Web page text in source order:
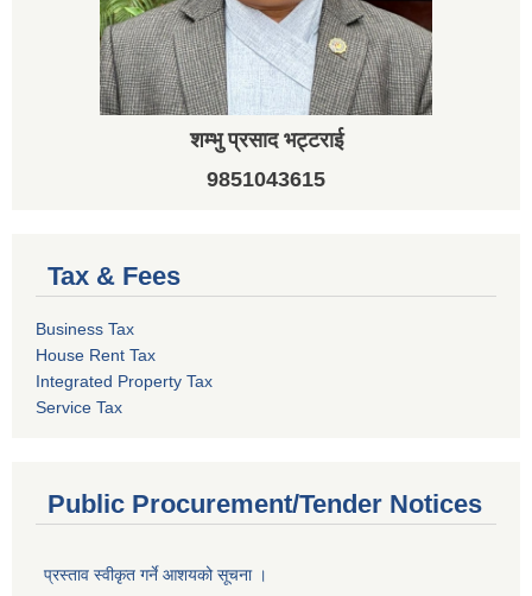
शम्भु प्रसाद भट्टराई
9851043615
Tax & Fees
Business Tax
House Rent Tax
Integrated Property Tax
Service Tax
Public Procurement/Tender Notices
प्रस्ताव स्वीकृत गर्ने आशयको सूचना ।